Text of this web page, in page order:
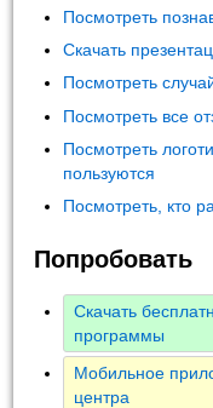
Посмотреть
Скачать
Посмотреть
Посмотреть все
Посмотреть
пользуются
Посмотреть, кто
Попробовать
Скачать
программы
Мобильное
центра